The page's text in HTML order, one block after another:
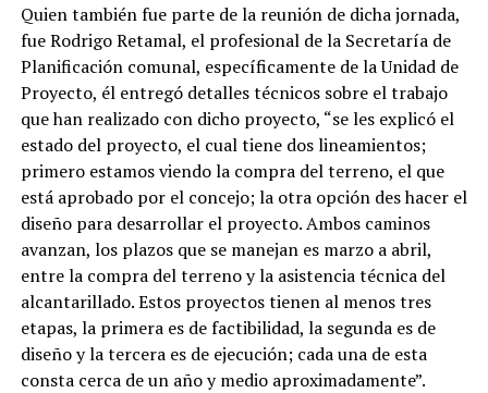
Quien también fue parte de la reunión de dicha jornada,
fue Rodrigo Retamal, el profesional de la Secretaría de
Planificación comunal, específicamente de la Unidad de
Proyecto, él entregó detalles técnicos sobre el trabajo
que han realizado con dicho proyecto, “se les explicó el
estado del proyecto, el cual tiene dos lineamientos;
primero estamos viendo la compra del terreno, el que
está aprobado por el concejo; la otra opción des hacer el
diseño para desarrollar el proyecto. Ambos caminos
avanzan, los plazos que se manejan es marzo a abril,
entre la compra del terreno y la asistencia técnica del
alcantarillado. Estos proyectos tienen al menos tres
etapas, la primera es de factibilidad, la segunda es de
diseño y la tercera es de ejecución; cada una de esta
consta cerca de un año y medio aproximadamente”.